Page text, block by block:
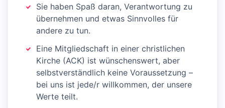
Sie haben Spaß daran, Verantwortung zu
übernehmen und etwas Sinnvolles für
andere zu tun.
Eine Mitgliedschaft in einer christlichen
Kirche (ACK) ist wünschenswert, aber
selbstverständlich keine Voraussetzung –
bei uns ist jede/r willkommen, der unsere
Werte teilt.